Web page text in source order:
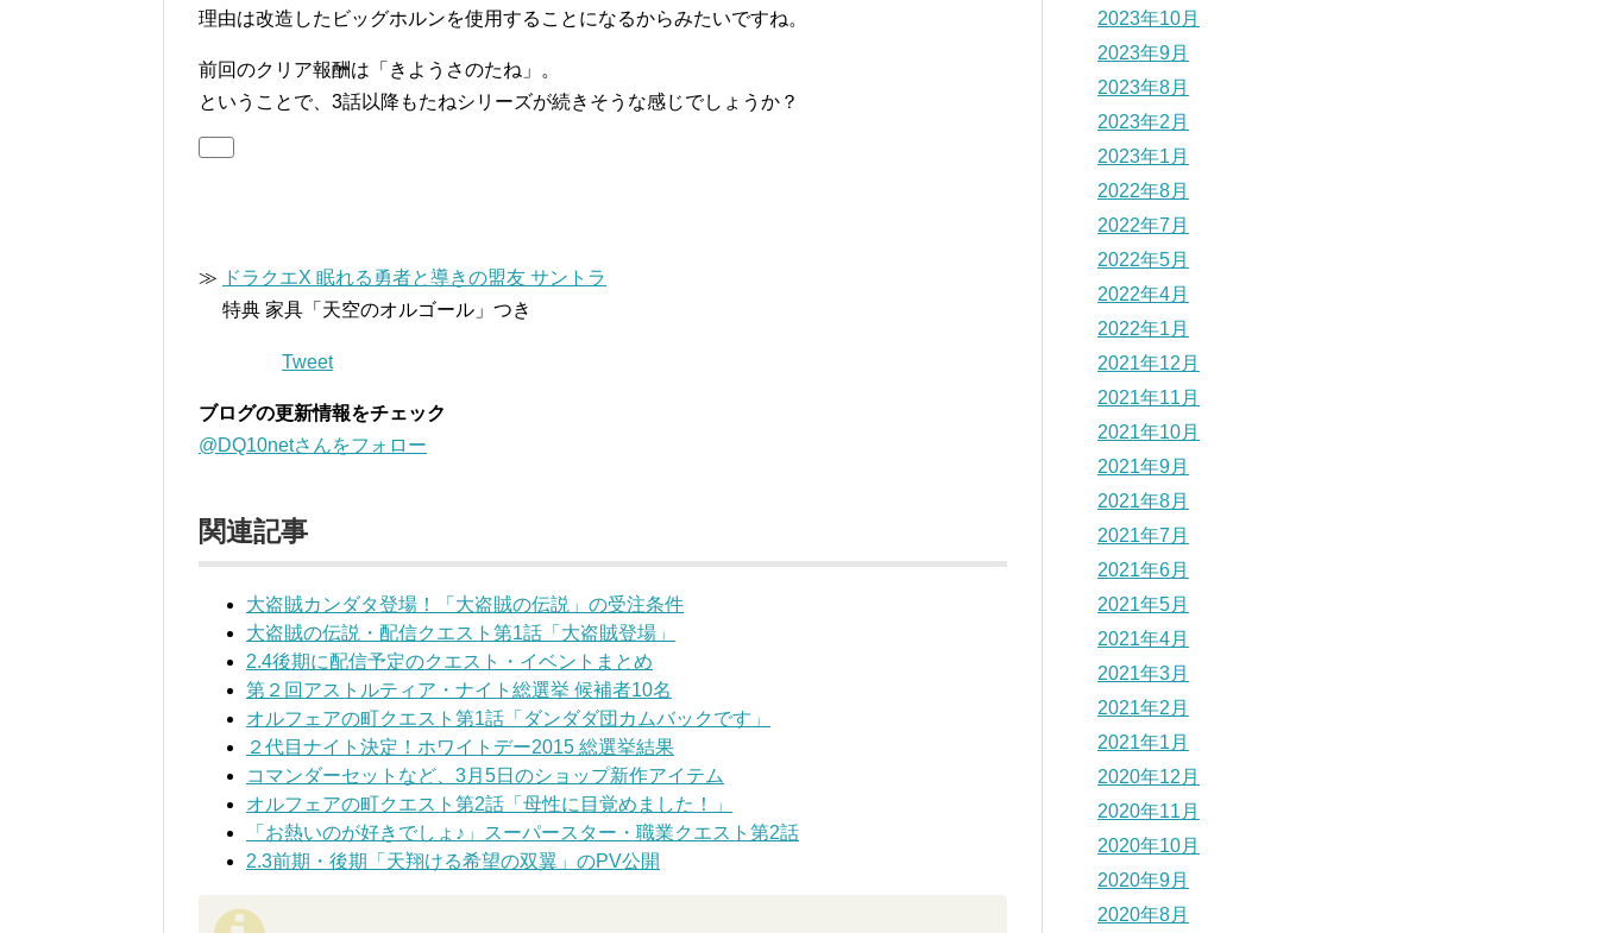
理由は改造したビッグホルンを使用することになるからみたいですね。
前回のクリア報酬は「きようさのたね」。
ということで、3話以降もたねシリーズが続きそうな感じでしょうか？
≫ ドラクエX 眠れる勇者と導きの盟友 サントラ
特典 家具「天空のオルゴール」つき
Tweet
ブログの更新情報をチェック
@DQ10netさんをフォロー
関連記事
大盗賊カンダタ登場！「大盗賊の伝説」の受注条件
大盗賊の伝説・配信クエスト第1話「大盗賊登場」
2.4後期に配信予定のクエスト・イベントまとめ
第２回アストルティア・ナイト総選挙 候補者10名
オルフェアの町クエスト第1話「ダンダダ団カムバックです」
２代目ナイト決定！ホワイトデー2015 総選挙結果
コマンダーセットなど、3月5日のショップ新作アイテム
オルフェアの町クエスト第2話「母性に目覚めました！」
「お熱いのが好きでしょ♪」スーパースター・職業クエスト第2話
2.3前期・後期「天翔ける希望の双翼」のPV公開
2023年10月
2023年9月
2023年8月
2023年2月
2023年1月
2022年8月
2022年7月
2022年5月
2022年4月
2022年1月
2021年12月
2021年11月
2021年10月
2021年9月
2021年8月
2021年7月
2021年6月
2021年5月
2021年4月
2021年3月
2021年2月
2021年1月
2020年12月
2020年11月
2020年10月
2020年9月
2020年8月